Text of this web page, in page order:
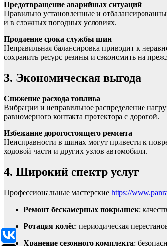
Предотвращение аварийных ситуаций
Правильно установленные и
и в сложных погодных условиях.
Продление срока службы шин
Неправильная балансировка приводит к
сохранить ресурс резины и сэкономить на
3. Экономическая выгода
Снижение расхода топлива
Вибрации и неправильное распределение
равномерного контакта протектора с дорогой.
Избежание дорогостоящего ремонта
Неисправности в шинах могут привести к
ходовой части и других узлов автомобиля.
4. Широкий спектр услуг
Профессиональные мастерские https://
Ремонт бескамерных покрышек:
Ротация колёс: периодическая
Хранение сезонного комплекта: